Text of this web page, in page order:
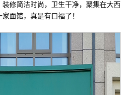
修简洁时尚，卫生干净，聚集在大西
面馆，真是有口福了！